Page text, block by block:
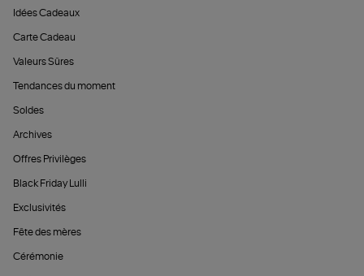
Idées Cadeaux
Carte Cadeau
Valeurs Sûres
Tendances du moment
Soldes
Archives
Offres Privilèges
Black Friday Lulli
Exclusivités
Fête des mères
Cérémonie